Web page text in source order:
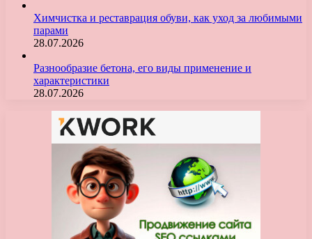
Химчистка и реставрация обуви, как уход за любимыми
парами
28.07.2026
Разнообразие бетона, его виды применение и
характеристики
28.07.2026